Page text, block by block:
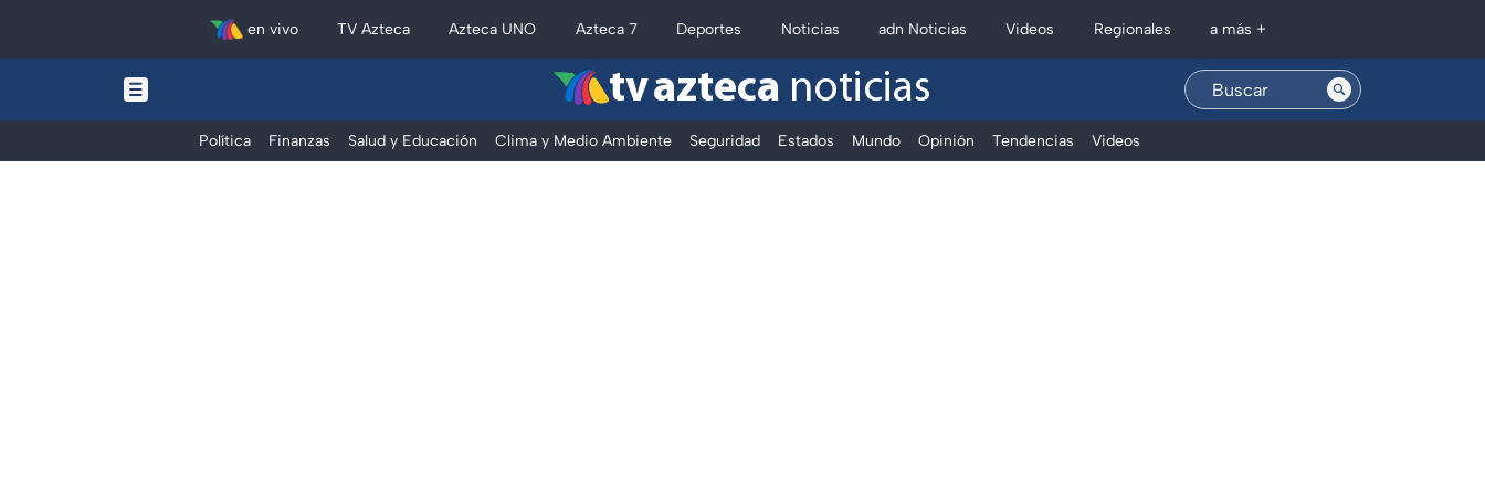
en vivo TV Azteca Azteca UNO Azteca 7 Deportes Noticias adn Noticias Videos Regionales a más +
tv azteca noticias
Política Finanzas Salud y Educación Clima y Medio Ambiente Seguridad Estados Mundo Opinión Tendencias Videos